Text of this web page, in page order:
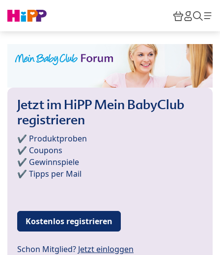
HiPP
Jetzt im HiPP Mein BabyClub
registrieren
✔️ Produktproben
✔️ Coupons
✔️ Gewinnspiele
✔️ Tipps per Mail
Kostenlos registrieren
Schon Mitglied? Jetzt einloggen